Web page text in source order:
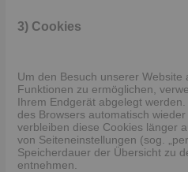
3) Cookies
Um den Besuch unserer
Funktionen zu ermöglichen,
Ihrem Endgerät abgelegt
des Browsers automatisch
verbleiben diese Cookies länger
von Seiteneinstellungen (sog.
Speicherdauer der Übersicht zu
entnehmen.